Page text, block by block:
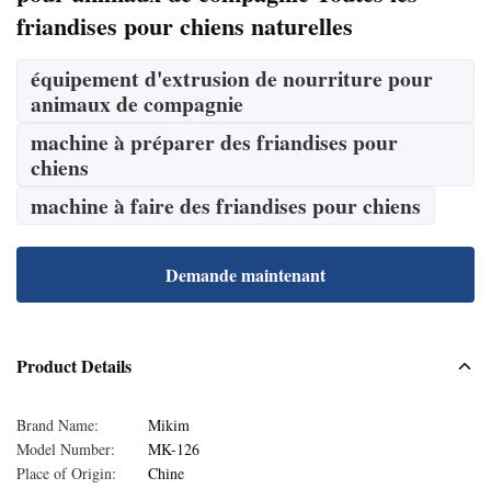
friandises pour chiens naturelles
équipement d'extrusion de nourriture pour
animaux de compagnie
machine à préparer des friandises pour
chiens
machine à faire des friandises pour chiens
Demande maintenant
Product Details
Brand Name:
Mikim
Model Number:
MK-126
Place of Origin:
Chine